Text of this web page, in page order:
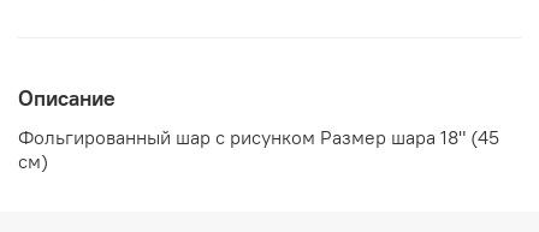
Описание
Фольгированный шар с рисунком Размер шара 18" (45
см)